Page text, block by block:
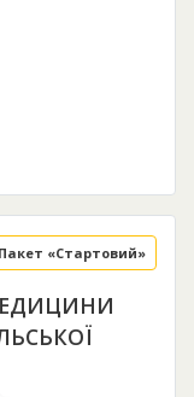
Пакет «Стартовий»